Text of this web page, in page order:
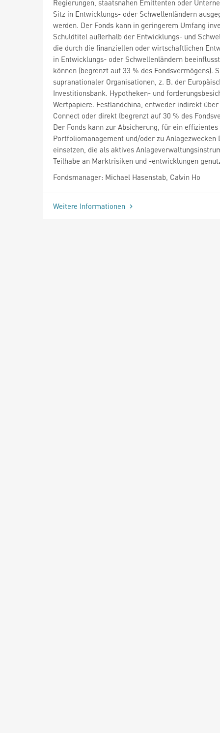
Regierungen, staatsnahen Emittenten oder
Sitz in Entwicklungs- oder Schwellenländern
werden. Der Fonds kann in geringerem Umfang
Schuldtitel außerhalb der Entwicklungs- und
die durch die finanziellen oder wirtschaftlichen
in Entwicklungs- oder Schwellenländern
können (begrenzt auf 33 % des Fondsvermögens).
supranationaler Organisationen, z. B. der
Investitionsbank. Hypotheken- und
Wertpapiere. Festlandchina, entweder indirekt
Connect oder direkt (begrenzt auf 30 % des
Der Fonds kann zur Absicherung, für ein effizientes
Portfoliomanagement und/oder zu Anlagezwecken
einsetzen, die als aktives
Teilhabe an Marktrisiken und -entwicklungen
Fondsmanager: Michael Hasenstab, Calvin Ho
Weitere Informationen